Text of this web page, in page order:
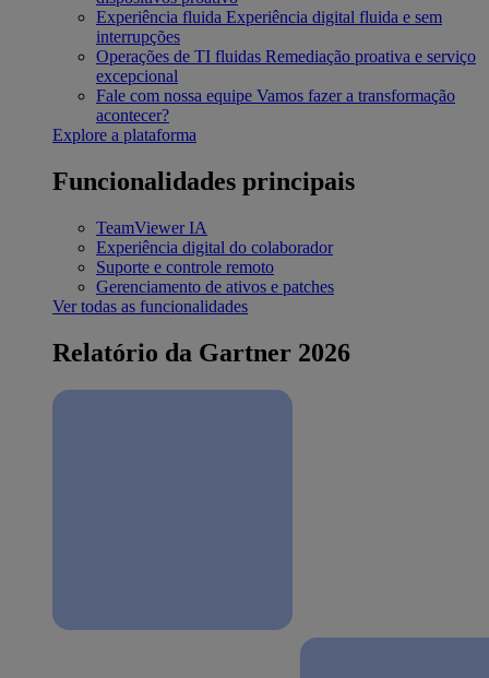
Experiência fluida Experiência digital fluida e sem
interrupções
Operações de TI fluidas Remediação proativa e serviço
excepcional
Fale com nossa equipe Vamos fazer a transformação
acontecer?
Explore a plataforma
Funcionalidades principais
TeamViewer IA
Experiência digital do colaborador
Suporte e controle remoto
Gerenciamento de ativos e patches
Ver todas as funcionalidades
Relatório da Gartner 2026